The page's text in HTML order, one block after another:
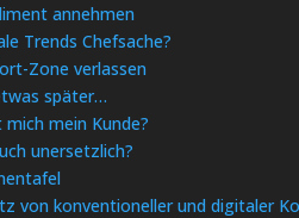
annehmen
Trends Chefsache?
Zone verlassen
später…
mein Kunde?
unersetzlich?
von konventioneller und digitaler